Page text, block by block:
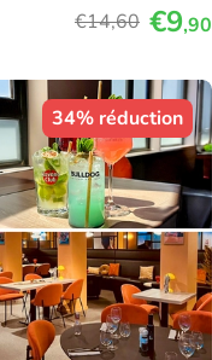
€14,60 €9,90
34% réduction